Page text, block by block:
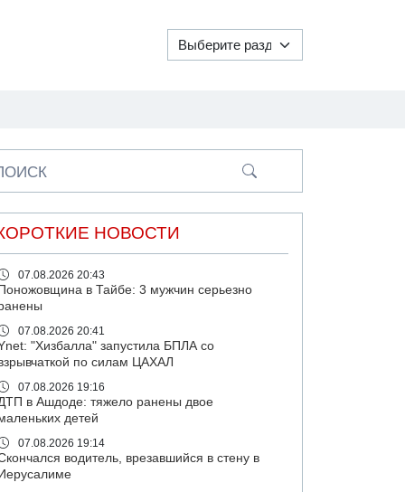
НОВОСТИ
07.08.2026 20:43
Поножовщина в Тайбе: 3 мужчин серьезно
07.08.2026 20:41
"Хизбалла" запустила БПЛА со
по силам ЦАХАЛ
07.08.2026 19:16
в Ашдоде: тяжело ранены двое
детей
07.08.2026 19:14
водитель, врезавшийся в стену в
Иерусалиме